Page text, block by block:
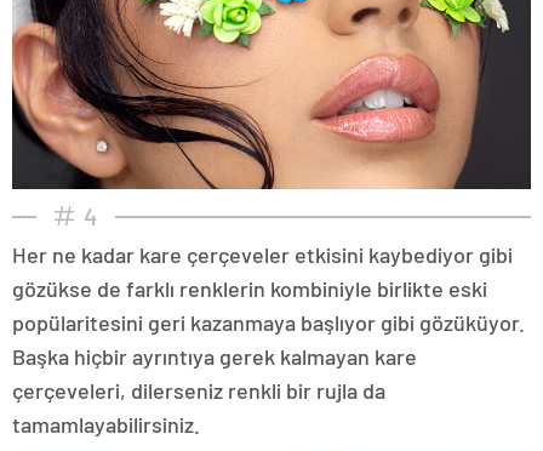
4
Her ne kadar kare çerçeveler etkisini kaybediyor gibi
gözükse de farklı renklerin kombiniyle birlikte eski
popülaritesini geri kazanmaya başlıyor gibi gözüküyor.
Başka hiçbir ayrıntıya gerek kalmayan kare
çerçeveleri, dilerseniz renkli bir rujla da
tamamlayabilirsiniz.